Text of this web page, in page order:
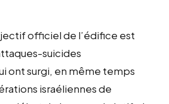
officiel de l’édifice est
suicides
ont surgi, en même temps
israéliennes de